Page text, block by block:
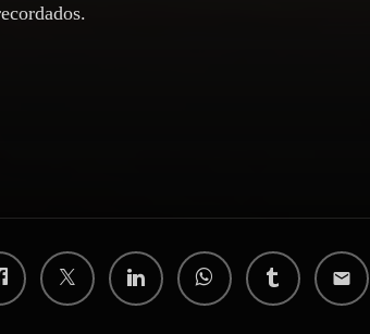
email